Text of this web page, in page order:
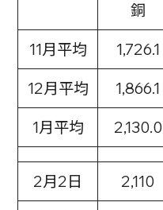
銅
11月平均 1,726.1
12月平均 1,866.1
1月平均 2,130.0
2月2日 2,110